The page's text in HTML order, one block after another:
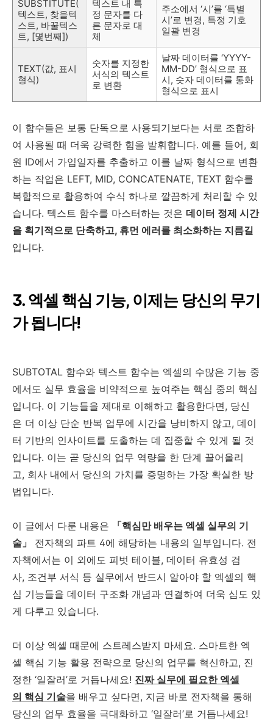
SUBSTITUTE(
텍스트, 찾을텍
스트, 바꿀텍스
트, [몇번째])
텍스트 내 특
정 문자를 다
른 문자로 대
체
주소에서 ‘시’를 ‘특별
시’로 변경, 특정 기호
일괄 변경
TEXT(값, 표시
형식)
숫자를 지정한
서식의 텍스트
로 변환
날짜 데이터를 ‘YYYY-
MM-DD’ 형식으로 표
시, 숫자 데이터를 통화
형식으로 표시
이 함수들은 보통 단독으로 사용되기보다는 서로 조합하
여 사용될 때 더욱 강력한 힘을 발휘합니다. 예를 들어, 회
원 ID에서 가입일자를 추출하고 이를 날짜 형식으로 변환
하는 작업은 LEFT, MID, CONCATENATE, TEXT 함수를
복합적으로 활용하여 수식 하나로 깔끔하게 처리할 수 있
습니다. 텍스트 함수를 마스터하는 것은 데이터 정제 시간
을 획기적으로 단축하고, 휴먼 에러를 최소화하는 지름길
입니다.
3. 엑셀 핵심 기능, 이제는 당신의 무기
가 됩니다!
SUBTOTAL 함수와 텍스트 함수는 엑셀의 수많은 기능 중
에서도 실무 효율을 비약적으로 높여주는 핵심 중의 핵심
입니다. 이 기능들을 제대로 이해하고 활용한다면, 당신
은 더 이상 단순 반복 업무에 시간을 낭비하지 않고, 데이
터 기반의 인사이트를 도출하는 데 집중할 수 있게 될 것
입니다. 이는 곧 당신의 업무 역량을 한 단계 끌어올리
고, 회사 내에서 당신의 가치를 증명하는 가장 확실한 방
법입니다.
이 글에서 다룬 내용은
「핵심만 배우는 엑셀 실무의 기
술」
전자책의 파트 4에 해당하는 내용의 일부입니다. 전
자책에서는 이 외에도 피벗 테이블, 데이터 유효성 검
사, 조건부 서식 등 실무에서 반드시 알아야 할 엑셀의 핵
심 기능들을 데이터 구조화 개념과 연결하여 더욱 심도 있
게 다루고 있습니다.
더 이상 엑셀 때문에 스트레스받지 마세요. 스마트한 엑
셀 핵심 기능 활용 전략으로 당신의 업무를 혁신하고, 진
정한 ‘일잘러’로 거듭나세요! 진짜 실무에 필요한 엑셀
의 핵심 기술을 배우고 싶다면, 지금 바로 전자책을 통해
당신의 업무 효율을 극대화하고 ‘일잘러’로 거듭나세요!